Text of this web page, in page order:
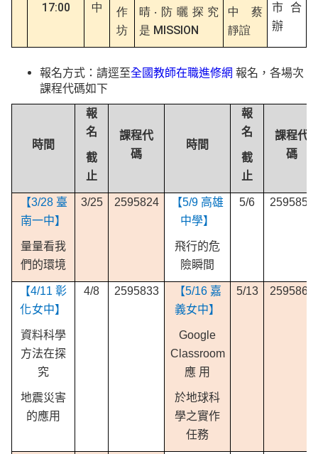
17:00
中
市合
辦
作
坊
晴 ‧ 防 曬探究
是 MISSION
中
蔡
靜誼
報名方式：請逕至全國教師在職進修網 報名，各場次
課程代碼如下
時間
報
名
截
止
課程代
碼
時間
報
名
截
止
課程代
碼
【3/28 臺
南一中】
量量看我
們的環境
3/25 2595824
【5/9 高雄
中學】
飛行的危
險瞬間
5/6 2595854
【4/11 彰
化女中】
資料科學
方法在探
究
地震災害
的應用
4/8 2595833
【5/16 嘉
義女中】
Google
Classroom
應 用
於地球科
學之實作
任務
5/13 2595865